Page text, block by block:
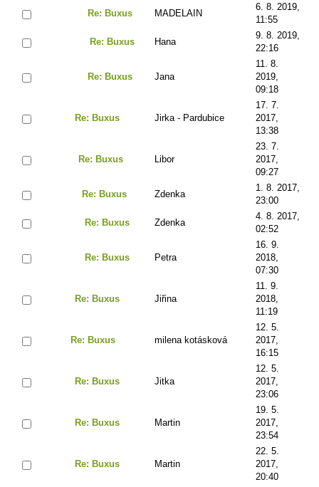
Re: Buxus MADELAIN
6. 8. 2019,
11:55
Re: Buxus Hana
9. 8. 2019,
22:16
Re: Buxus Jana
11. 8.
2019,
09:18
Re: Buxus Jirka - Pardubice
17. 7.
2017,
13:38
Re: Buxus Libor
23. 7.
2017,
09:27
Re: Buxus Zdenka
1. 8. 2017,
23:00
Re: Buxus Zdenka
4. 8. 2017,
02:52
Re: Buxus Petra
16. 9.
2018,
07:30
Re: Buxus Jiřina
11. 9.
2018,
11:19
Re: Buxus milena kotásková
12. 5.
2017,
16:15
Re: Buxus Jitka
12. 5.
2017,
23:06
Re: Buxus Martin
19. 5.
2017,
23:54
Re: Buxus Martin
22. 5.
2017,
20:40